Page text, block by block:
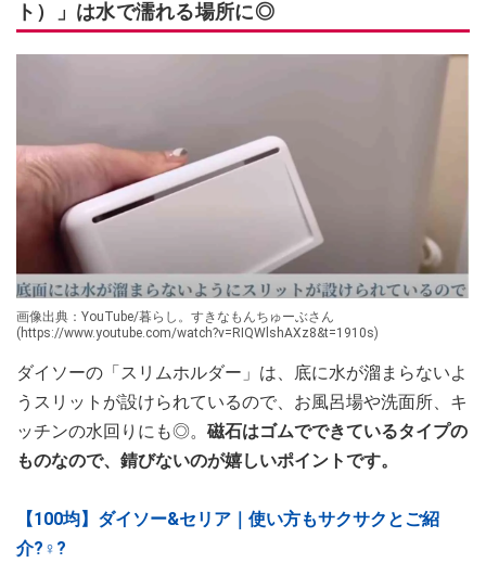
ト）」は水で濡れる場所に◎
画像出典：YouTube/暮らし。すきなもんちゅーぶさん
(https://www.youtube.com/watch?v=RIQWlshAXz8&t=1910s)
ダイソーの「スリムホルダー」は、底に水が溜まらないよ
うスリットが設けられているので、お風呂場や洗面所、キ
ッチンの水回りにも◎。 磁石はゴムでできているタイプの
ものなので、錆びないのが嬉しいポイントです。
【100均】ダイソー&セリア｜使い方もサクサクとご紹
介?‍♀️?